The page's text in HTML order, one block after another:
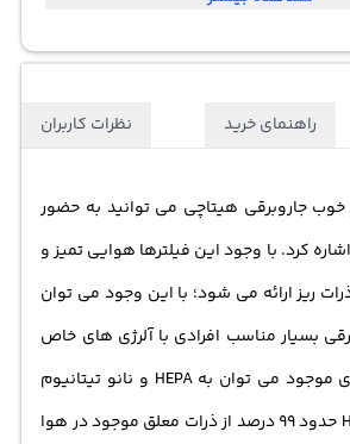
راهنمای خرید نظرات کاربران
خوبجاروبرقی هیتاچی می توانید به حضور
کرد. با وجود این فیلترها هوایی تمیز و
ریز ارائه می شود؛ با این وجود می توان
بسیار مناسب افرادی با آلرژی های خاص
می باشد. از فیلترهای موجود می توان به HEPA و نانو تیتانیوم
اشاره کرد. فیلتر HEPA حدود 99 درصد از ذرات معلق موجود در هوا